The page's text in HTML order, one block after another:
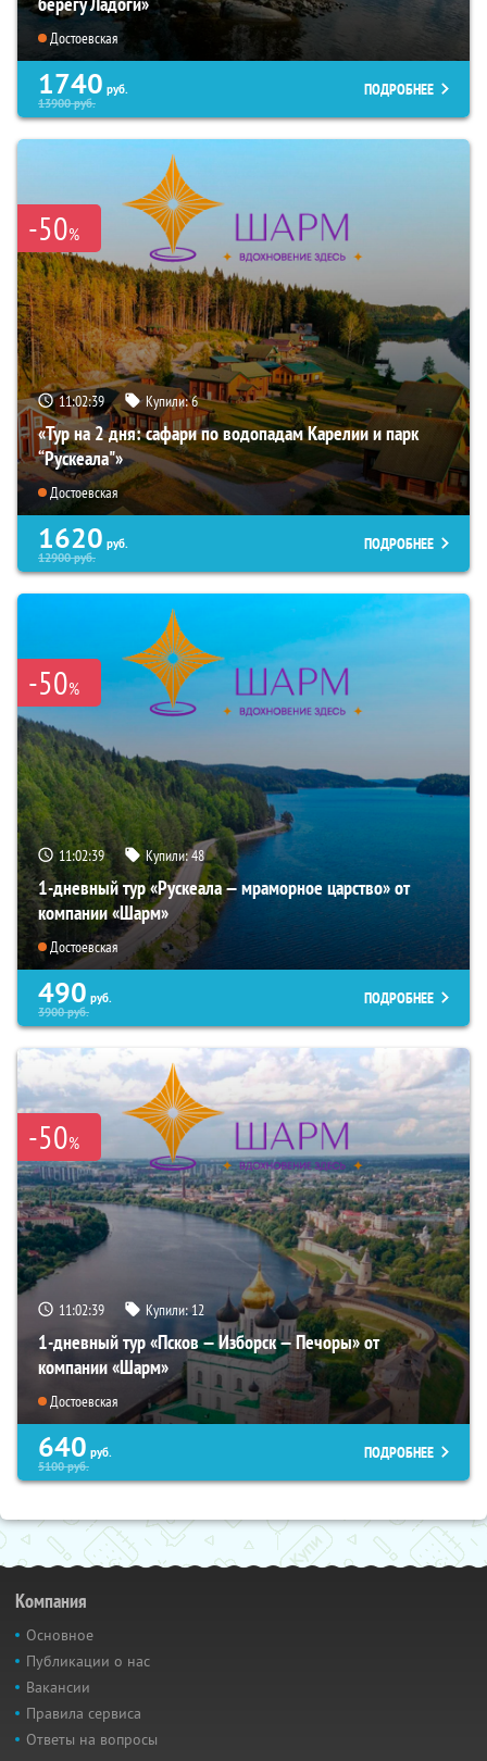
Достоевская
1740 руб.
13900руб.
ПОДРОБНЕЕ
-50%
11:02:38 Купили:6
«Тур на 2 дня: сафари по водопадам Карелии и парк
“Рускеала"»
Достоевская
1620 руб.
12900руб.
ПОДРОБНЕЕ
-50%
11:02:38 Купили:48
1-дневный тур «Рускеала — мраморное царство» от
компании «Шарм»
Достоевская
490 руб.
3900руб.
ПОДРОБНЕЕ
-50%
11:02:38 Купили:12
1-дневный тур «Псков — Изборск — Печоры» от
компании «Шарм»
Достоевская
640 руб.
5100руб.
ПОДРОБНЕЕ
Компания
Основное
Публикации о нас
Вакансии
Правила сервиса
Ответы на вопросы